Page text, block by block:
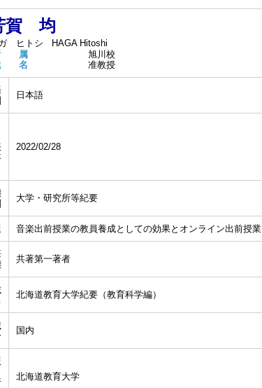
賀 均
ヒトシ
HAGA Hitoshi
属
旭川校
名
准教授
日本語
2022/02/28
大学・研究所等紀要
音楽出前授業の教員養成としての効果とオンライン出前授業
共著第一著者
北海道教育大学紀要（教育科学編）
国内
北海道教育大学